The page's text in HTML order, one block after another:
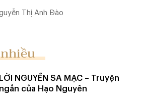
Thị Anh Đào
LỜI NGUYỀN SA MẠC – Truyện
ngắn của Hạo Nguyên